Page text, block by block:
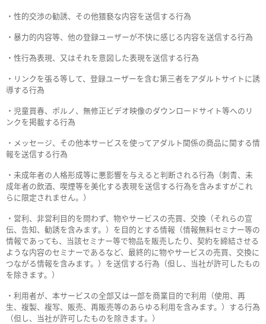
・性的交渉の勧誘、その他猥褻な内容を送信する行為
・暴力的内容等、他の登録ユーザーが不快に感じる内容を送信する行為
・性行為表現、又はそれを意図した表現を送信する行為
・リンクを張る等して、登録ユーザーを含む第三者をアダルトサイトに誘
導する行為
・児童買春、ポルノ、無修正ビデオ映像のダウンロードサイト等へのリ
ンクを掲載する行為
・メッセージ、その他本サービスを使ってアダルト関係の商品に関する情
報を送信する行為
・未成年者の人格形成等に悪影響を与えると判断される行為（刺青、未
成年者の飲酒、喫煙等を美化する表現を送信する行為を含みますがこれ
らに限定されません。）
・営利、非営利目的を問わず、物やサービスの売買、交換（それらの宣
伝、告知、勧誘を含みます。）を目的とする情報（情報無料セミナー等の
情報であっても、当該セミナー等で物品を販売したり、契約を締結させる
ような内容のセミナーであるなど、最終的に物やサービスの売買、交換に
つながる情報を含みます。）を送信する行為（但し、当社が許可したもの
を除きます。）
・利用者が、本サービスの全部又は一部を商業目的で利用（使用、再
生、複製、複写、販売、再販売等のあらゆる利用を含みます。）する行為
（但し、当社が許可したものを除きます。）